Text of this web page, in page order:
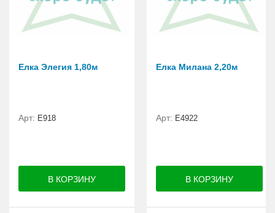
Елка Элегия 1,80м
Арт: E918
Елка Милана 2,20м
Арт: Е4922